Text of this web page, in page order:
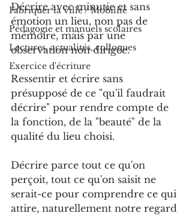
Fabriquer la ville / Mobilité
Pédagogie et manuels scolaires
Lectures, actualités, colloques
Exercice d'écriture
Décrire avec minutie et sans
émotion un lieu, non pas de
mémoire, mais par une
observation non dirigée.
Ressentir et écrire sans
présupposé de ce "qu'il faudrait
décrire" pour rendre compte de
la fonction, de la "beauté" de la
qualité du lieu choisi.
Décrire parce tout ce qu'on
perçoit, tout ce qu'on saisit ne
serait-ce pour comprendre ce qui
attire, naturellement notre regard